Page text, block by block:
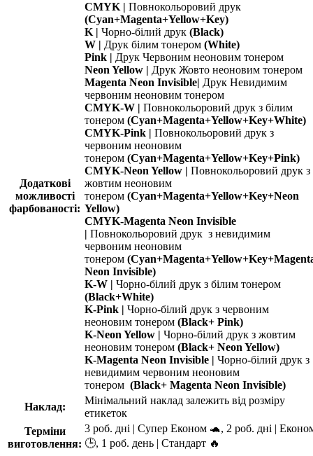
Додаткові
можливості
фарбованості:
CMYK | Повнокольоровий друк
(Cyan+Magenta+Yellow+Key)
K | Чорно-білий друк (Black)
W | Друк білим тонером (White)
Pink | Друк Червоним неоновим тонером
Neon Yellow | Друк Жовто неоновим тонером
Magenta Neon Invisible| Друк Невидимим
червоним неоновим тонером
CMYK-W | Повнокольоровий друк з білим
тонером (Cyan+Magenta+Yellow+Key+White)
CMYK-Pink | Повнокольоровий друк з
червоним неоновим
тонером (Cyan+Magenta+Yellow+Key+Pink)
CMYK-Neon Yellow | Повнокольоровий друк з
жовтим неоновим
тонером (Cyan+Magenta+Yellow+Key+Neon
Yellow)
CMYK-Magenta Neon Invisible
| Повнокольоровий друк з невидимим
червоним неоновим
тонером
Neon Invisible)
K-W | Чорно-білий друк з білим тонером
(Black+White)
K-Pink | Чорно-білий друк з червоним
неоновим тонером (Black+ Pink)
K-Neon Yellow | Чорно-білий друк з жовтим
неоновим тонером (Black+ Neon Yellow)
K-Magenta Neon Invisible | Чорно-білий друк з
невидимим червоним неоновим
тонером (Black+ Magenta Neon Invisible)
Наклад:
Мінімальний наклад залежить від розміру
етикеток
Терміни
виготовлення:
3 роб. дні | Супер Економ 🐢, 2 роб. дні |
🕒, 1 роб. день | Стандарт 🔥